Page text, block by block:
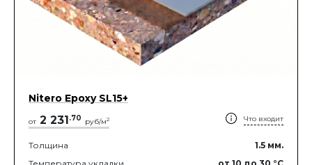
Nitero Epoxy SL15+
от 2 231.70 руб/м2 Что входит
Толщина 1.5 мм.